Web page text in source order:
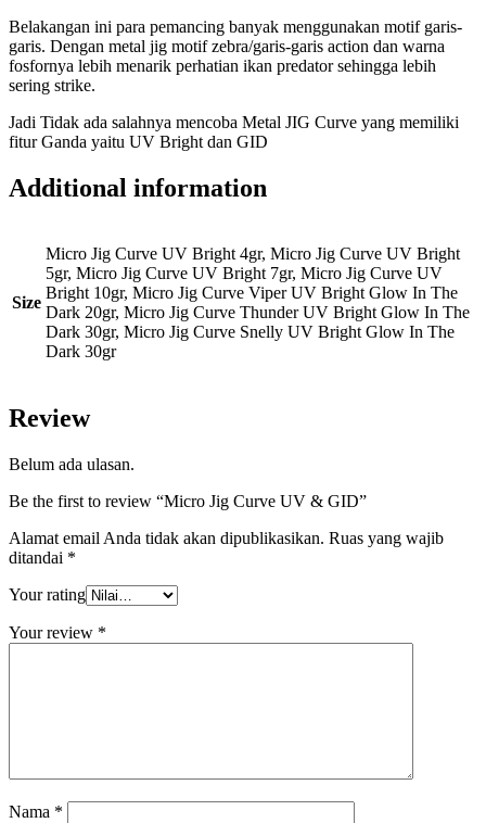
Belakangan ini para pemancing banyak menggunakan motif garis-
garis. Dengan metal jig motif zebra/garis-garis action dan warna
fosfornya lebih menarik perhatian ikan predator sehingga lebih
sering strike.
Jadi Tidak ada salahnya mencoba Metal JIG Curve yang memiliki
fitur Ganda yaitu UV Bright dan GID
Additional information
Size
Micro Jig Curve UV Bright 4gr, Micro Jig Curve UV Bright
5gr, Micro Jig Curve UV Bright 7gr, Micro Jig Curve UV
Bright 10gr, Micro Jig Curve Viper UV Bright Glow In The
Dark 20gr, Micro Jig Curve Thunder UV Bright Glow In The
Dark 30gr, Micro Jig Curve Snelly UV Bright Glow In The
Dark 30gr
Review
Belum ada ulasan.
Be the first to review “Micro Jig Curve UV & GID”
Alamat email Anda tidak akan dipublikasikan. Ruas yang wajib
ditandai *
Your rating
Your review *
Nama *